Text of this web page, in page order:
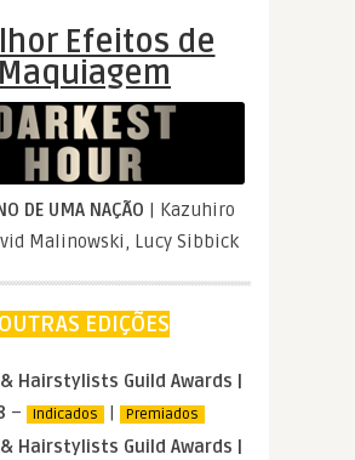
Efeitos de
Maquiagem
DE UMA NAÇÃO | Kazuhiro
Malinowski, Lucy Sibbick
OUTRAS EDIÇÕES
Hairstylists Guild Awards |
– Indicados Premiados
Hairstylists Guild Awards |